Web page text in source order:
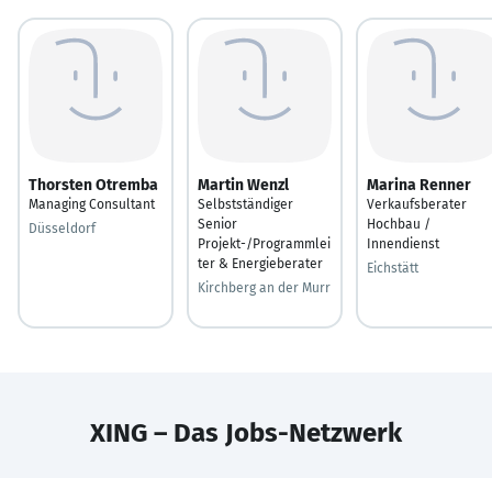
Thorsten Otremba
Managing Consultant
Düsseldorf
Martin Wenzl
Selbstständiger
Senior
Projekt-/Programmlei
ter & Energieberater
Kirchberg an der Murr
Marina Renner
Verkaufsberater
Hochbau /
Innendienst
Eichstätt
XING – Das Jobs-Netzwerk